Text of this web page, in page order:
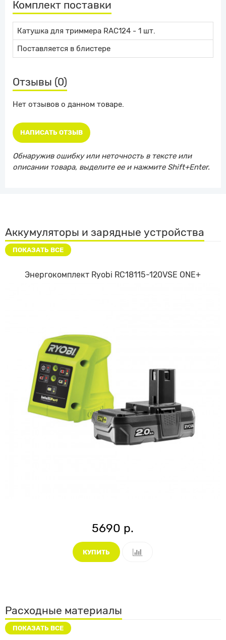
Комплект поставки
Катушка для триммера RAC124 - 1 шт.
Поставляется в блистере
Отзывы (0)
Нет отзывов о данном товаре.
НАПИСАТЬ ОТЗЫВ
Обнаружив ошибку или неточность в тексте или
описании товара, выделите ее и нажмите Shift+Enter.
Аккумуляторы и зарядные устройства
ПОКАЗАТЬ ВСЕ
Энергокомплект Ryobi RC18115-120VSE ONE+
5690 р.
КУПИТЬ
Расходные материалы
ПОКАЗАТЬ ВСЕ